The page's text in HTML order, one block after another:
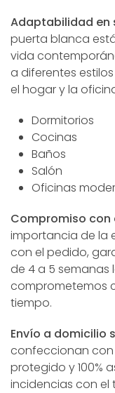
Adaptabilidad en
puerta blanca
vida
a diferentes
el hogar y la
Dormitorios
Cocinas
Baños
Salón
Oficinas
Compromiso con
importancia de la
con el pedido,
de 4 a 5 semanas
comprometemos
tiempo.
Envío a domicilio
confeccionan
protegido y 100%
incidencias con el